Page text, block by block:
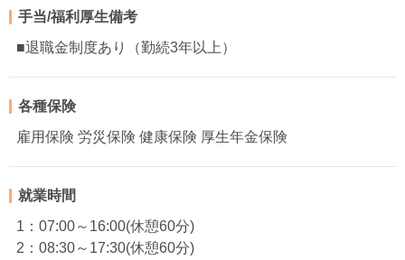
手当/福利厚生備考
■退職金制度あり（勤続3年以上）
各種保険
雇用保険 労災保険 健康保険 厚生年金保険
就業時間
1：07:00～16:00(休憩60分)
2：08:30～17:30(休憩60分)